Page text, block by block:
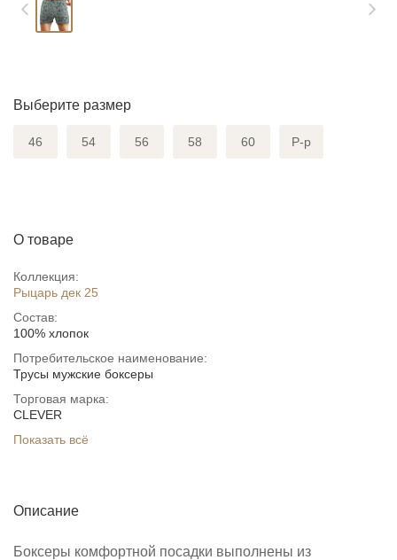
Выберите размер
46 54 56 58 60 Р-р
О товаре
Коллекция:
Рыцарь дек 25
Состав:
100% хлопок
Потребительское наименование:
Трусы мужские боксеры
Торговая марка:
CLEVER
Показать всё
Описание
Боксеры комфортной посадки выполнены из